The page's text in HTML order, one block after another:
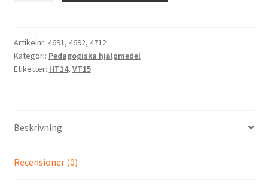
Artikelnr: 4691, 4692, 4712
Kategori: Pedagogiska hjälpmedel
Etiketter: HT14, VT15
Beskrivning
Recensioner (0)